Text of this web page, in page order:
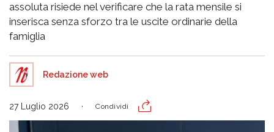
assoluta risiede nel verificare che la rata mensile si
inserisca senza sforzo tra le uscite ordinarie della
famiglia
Redazione web
27 Luglio 2026 Condividi